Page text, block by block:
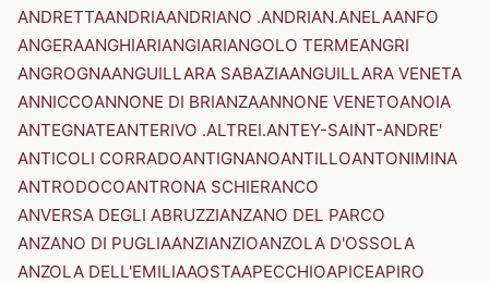
ANDRETTAANDRIAANDRIANO .ANDRIAN.ANELAANFO
ANGERAANGHIARIANGIARIANGOLO TERMEANGRI
ANGROGNAANGUILLARA SABAZIAANGUILLARA VENETA
ANNICCOANNONE DI BRIANZAANNONE VENETOANOIA
ANTEGNATEANTERIVO .ALTREI.ANTEY-SAINT-ANDRE'
ANTICOLI CORRADOANTIGNANOANTILLOANTONIMINA
ANTRODOCOANTRONA SCHIERANCO
ANVERSA DEGLI ABRUZZIANZANO DEL PARCO
ANZANO DI PUGLIAANZIANZIOANZOLA D'OSSOLA
ANZOLA DELL'EMILIAAOSTAAPECCHIOAPICEAPIRO